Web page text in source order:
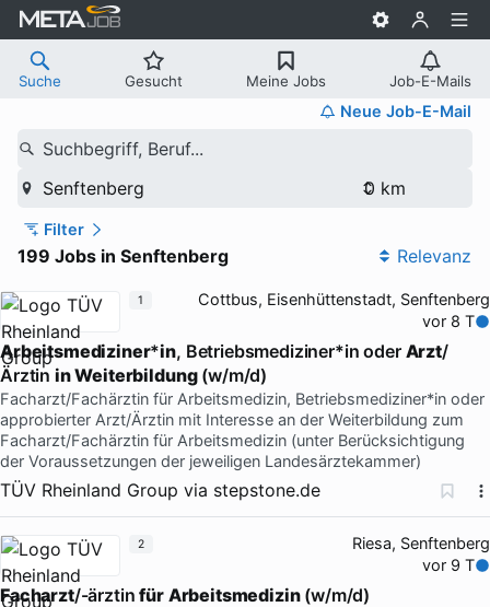
Suche Gesucht Meine Jobs Job-E-Mails
Neue Job-E-Mail
Suchbegriff, Beruf...
Senftenberg
Filter
199 Jobs in Senftenberg Relevanz
Cottbus, Eisenhüttenstadt, Senftenberg
vor 8 T
Arbeitsmediziner*in, Betriebsmediziner*in oder Arzt/
Ärztin inWeiterbildung(w/m/d)
Facharzt/Fachärztin für Arbeitsmedizin, Betriebsmediziner*in oder
approbierter Arzt/Ärztin mit Interesse an der Weiterbildung zum
Facharzt/Fachärztin für Arbeitsmedizin (unter Berücksichtigung
der Voraussetzungen der jeweiligen Landesärztekammer)
TÜV Rheinland Group via stepstone.de
1
Riesa, Senftenberg
vor 9 T
Facharzt/-ärztinfür Arbeitsmedizin(w/m/d)
2